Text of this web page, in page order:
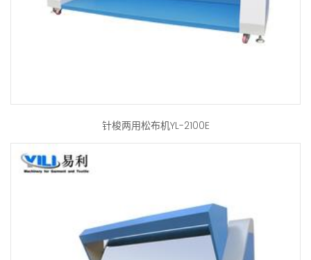
针梭两用松布机YL-2100E